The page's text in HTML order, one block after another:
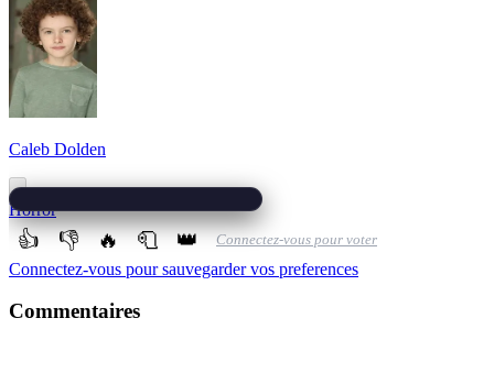
Caleb Dolden
Horror
👍 👎 🔥 🧻 👑 Connectez-vous pour voter
Connectez-vous pour sauvegarder vos preferences
Commentaires